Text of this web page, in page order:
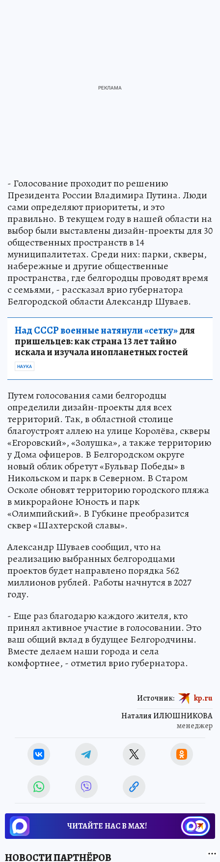
- Голосование проходит по решению
Президента России Владимира Путина. Люди
сами определяют приоритеты, и это
правильно. В текущем году в нашей области на
выбор были выставлены дизайн-проекты для 30
общественных пространств в 14
муниципалитетах. Среди них: парки, скверы,
набережные и другие общественные
пространства, где белгородцы проводят время
с семьями, - рассказал врио губернатора
Белгородской области Александр Шуваев.
Над СССР военные натянули «сетку»для
пришельцев: как страна 13 лет тайно
искала и изучала инопланетных гостей
НАУКА
Путем голосования сами белгородцы
определили дизайн-проекты для всех
территорий. Так, в областной столице
благоустроят аллею на улице Королёва, скверы
«Егоровский», «Золушка», а также территорию
у Дома офицеров. В Белгородском округе
новый облик обретут «Бульвар Победы» в
Никольском и парк в Северном. В Старом
Осколе обновят территорию городского пляжа
в микрорайоне Юность и парк
«Олимпийский». В Губкине преобразится
сквер «Шахтерской славы».
Александр Шуваев сообщил, что на
реализацию выбранных белгородцами
проектов будет направлено порядка 562
миллионов рублей. Работы начнутся в 2027
году.
- Еще раз благодарю каждого жителя, кто
принял активное участие в голосовании. Это
ваш общий вклад в будущее Белгородчины.
Вместе делаем наши города и села
комфортнее, - отметил врио губернатора.
Наталия ИЛЮШНИКОВА
менеджер
Источник: kp.ru
ЧИТАЙТЕ НАС В МАХ!